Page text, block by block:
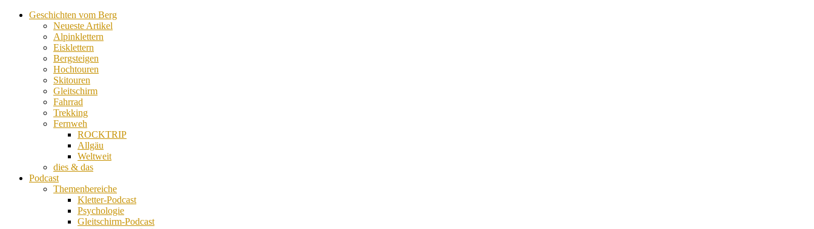
Geschichten vom Berg
Neueste Artikel
Alpinklettern
Eisklettern
Bergsteigen
Hochtouren
Skitouren
Gleitschirm
Fahrrad
Trekking
Fernweh
ROCKTRIP
Allgäu
Weltweit
dies & das
Podcast
Themenbereiche
Kletter-Podcast
Psychologie
Gleitschirm-Podcast